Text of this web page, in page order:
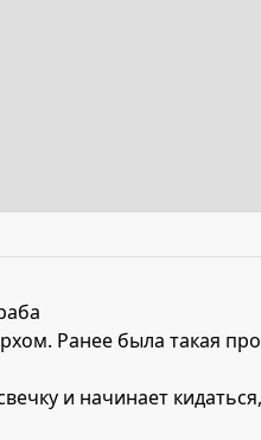
Ранее была такая
и начинает